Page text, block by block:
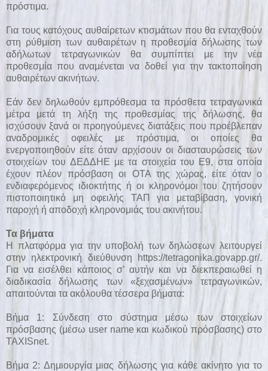
πρόστιμα.
Για τους κατόχους αυθαίρετων κτισμάτων που θα ενταχθούν
στη ρύθμιση των αυθαιρέτων η προθεσμία δήλωσης των
αδήλωτων τετραγωνικών θα συμπίπτει με την νέα
προθεσμία που αναμένεται να δοθεί για την τακτοποίηση
αυθαιρέτων ακινήτων.
Εάν δεν δηλωθούν εμπρόθεσμα τα πρόσθετα τετραγωνικά
μέτρα μετά τη λήξη της προθεσμίας της δήλωσης, θα
ισχύσουν ξανά οι προηγούμενες διατάξεις που προέβλεπαν
αναδρομικές οφειλές με πρόστιμα, οι οποίες θα
ενεργοποιηθούν είτε όταν αρχίσουν οι διασταυρώσεις των
στοιχείων του ΔΕΔΔΗΕ με τα στοιχεία του Ε9, στα οποία
έχουν πλέον πρόσβαση οι ΟΤΑ της χώρας, είτε όταν ο
ενδιαφερόμενος ιδιοκτήτης ή οι κληρονόμοι του ζητήσουν
πιστοποιητικό μη οφειλής ΤΑΠ για μεταβίβαση, γονική
παροχή ή αποδοχή κληρονομιάς του ακινήτου.
Τα βήματα
Η πλατφόρμα για την υποβολή των δηλώσεων λειτουργεί
στην ηλεκτρονική διεύθυνση
https://tetragonika.govapp.gr/.
Για να εισέλθει κάποιος σ’ αυτήν και να διεκπεραιωθεί η
διαδικασία δήλωσης των «ξεχασμένων» τετραγωνικών,
απαιτούνται τα ακόλουθα τέσσερα βήματα:
Βήμα 1: Σύνδεση στο σύστημα μέσω των στοιχείων
πρόσβασης (μέσω user name και κωδικού πρόσβασης) στο
TAXISnet.
Βήμα 2: Δημιουργία μιας δήλωσης για κάθε ακίνητο για το